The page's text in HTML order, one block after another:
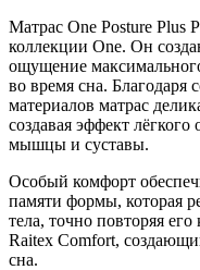
Матрас One Posture Plus
коллекции One. Он
ощущение
во время сна.
материалов матрас
создавая эффект
мышцы и суставы.
Особый комфорт
памяти формы, которая
тела, точно повторяя
Raitex Comfort,
сна.